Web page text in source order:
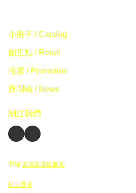
小冊子 / Catalog
銷售點 / Retail
推廣 / Promotion
新聞稿 / News
關注我們
商舖 退貨及退款政策
提出意見